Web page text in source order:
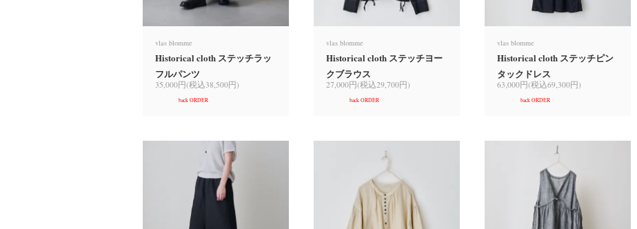
vlas blomme
Historical cloth ステッチラッ
フルパンツ
35,000円(税込38,500円)
back ORDER
vlas blomme
Historical cloth ステッチヨー
クブラウス
27,000円(税込29,700円)
back ORDER
vlas blomme
Historical cloth ステッチピン
タックドレス
63,000円(税込69,300円)
back ORDER